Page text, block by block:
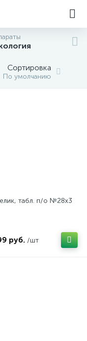
Сортировка
По умолчанию
табл. п/о №28х3
руб. /шт